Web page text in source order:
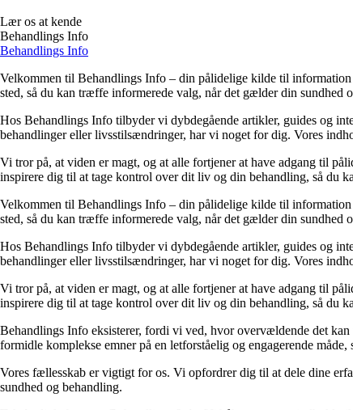
Lær os at kende
Behandlings Info
Behandlings Info
Velkommen til Behandlings Info – din pålidelige kilde til
sted, så du kan træffe informerede valg, når det gælder din sundhed
Hos Behandlings Info tilbyder vi dybdegående artikler, guides og
behandlinger eller livsstilsændringer, har vi noget for dig. Vores
Vi tror på, at viden er magt, og at alle fortjener at have adgang til
inspirere dig til at tage kontrol over dit liv og din behandling, så du
Velkommen til Behandlings Info – din pålidelige kilde til
sted, så du kan træffe informerede valg, når det gælder din sundhed
Hos Behandlings Info tilbyder vi dybdegående artikler, guides og
behandlinger eller livsstilsændringer, har vi noget for dig. Vores
Vi tror på, at viden er magt, og at alle fortjener at have adgang til
inspirere dig til at tage kontrol over dit liv og din behandling, så du
Behandlings Info eksisterer, fordi vi ved, hvor overvældende det
formidle komplekse emner på en letforståelig og engagerende
Vores fællesskab er vigtigt for os. Vi opfordrer dig til at dele dine
sundhed og behandling.